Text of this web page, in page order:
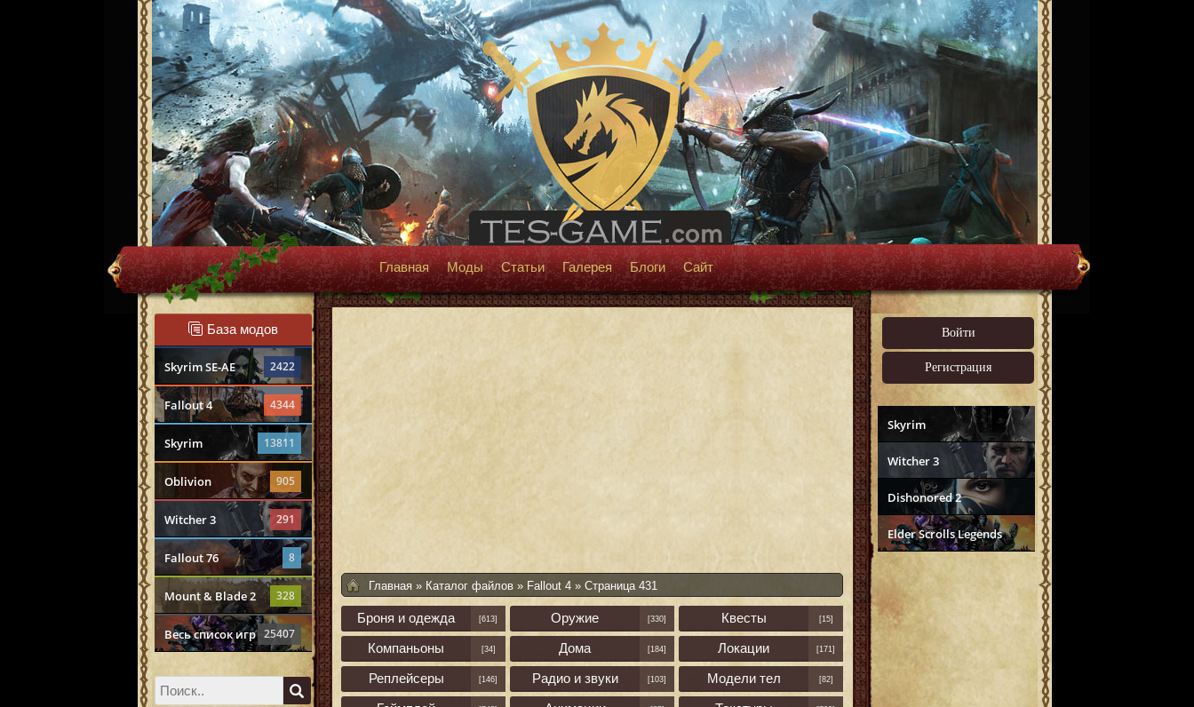
Главная Моды Статьи Галерея Блоги Сайт
База модов
Skyrim SE-AE 2422
Fallout 4 4344
Skyrim 13811
Oblivion 905
Witcher 3 291
Fallout 76 8
Mount & Blade 2 328
Весь список игр 25407
Войти
Регистрация
Skyrim
Witcher 3
Dishonored 2
Elder Scrolls Legends
Главная » Каталог файлов » Fallout 4 » Страница 431
Броня и одежда [613] Оружие [330] Квесты [15]
Компаньоны [34] Дома [184] Локации [171]
Реплейсеры [146] Радио и звуки [103] Модели тел [82]